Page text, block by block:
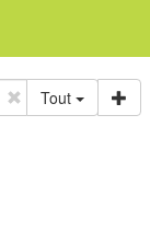
Tout